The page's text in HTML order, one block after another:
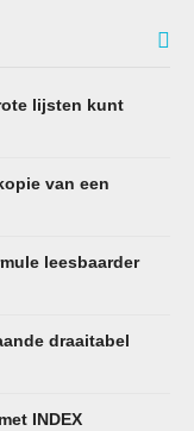
lijsten kunt
van een
leesbaarder
draaitabel
INDEX